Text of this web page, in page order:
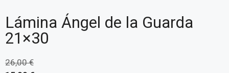
Lámina Ángel de la Guarda
21×30
26,00€